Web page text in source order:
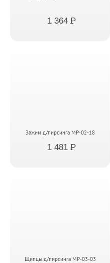
1 364 P
Зажим д/пирсинга MP-02-18
1 481 P
Щипцы д/пирсинга MP-03-03